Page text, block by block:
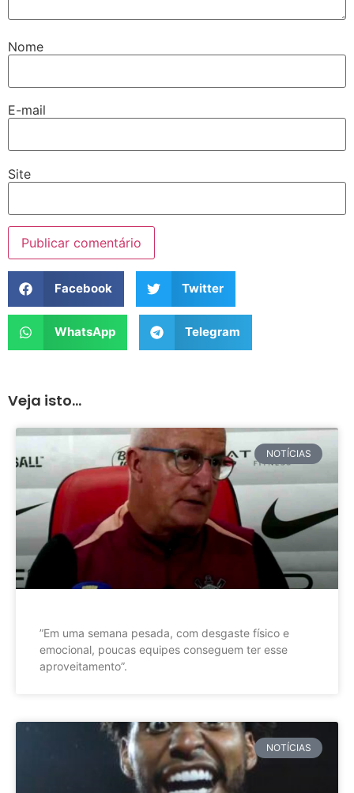
Nome
E-mail
Site
Facebook Twitter
WhatsApp Telegram
Veja isto...
NOTÍCIAS
”Em uma semana pesada, com desgaste físico e
emocional, poucas equipes conseguem ter esse
aproveitamento”.
NOTÍCIAS